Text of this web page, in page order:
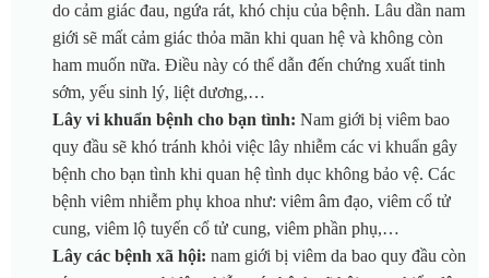
do cảm giác đau, ngứa rát, khó chịu của bệnh. Lâu dần nam
giới sẽ mất cảm giác thỏa mãn khi quan hệ và không còn
ham muốn nữa. Điều này có thể dẫn đến chứng xuất tinh
sớm, yếu sinh lý, liệt dương,…
Lây vi khuẩn bệnh cho bạn tình: Nam giới bị viêm bao
quy đầu sẽ khó tránh khỏi việc lây nhiễm các vi khuẩn gây
bệnh cho bạn tình khi quan hệ tình dục không bảo vệ. Các
bệnh viêm nhiễm phụ khoa như: viêm âm đạo, viêm cổ tử
cung, viêm lộ tuyến cổ tử cung, viêm phần phụ,…
Lây các bệnh xã hội: nam giới bị viêm da bao quy đầu còn